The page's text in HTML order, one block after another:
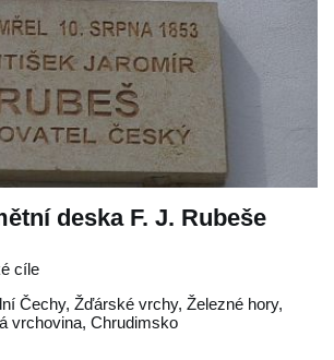
deska F. J. Rubeše
cíle
Čechy, Žďárské vrchy, Železné hory,
vrchovina, Chrudimsko